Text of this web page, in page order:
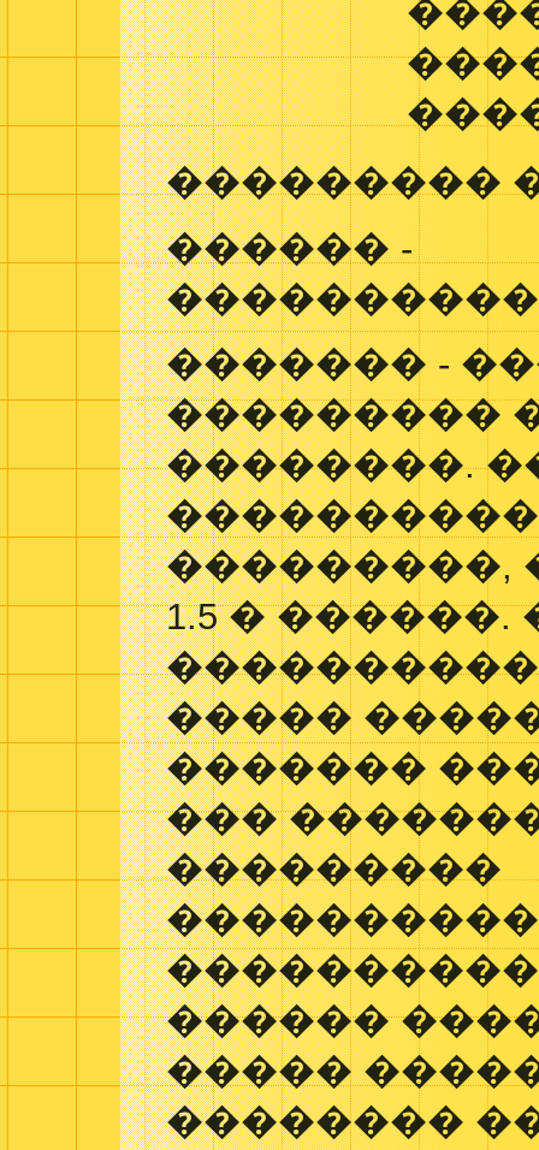
���������
������ -
������� -
���������
��������.
���������,
1.5 �
�����
�������
���
���������
������
�����
��������